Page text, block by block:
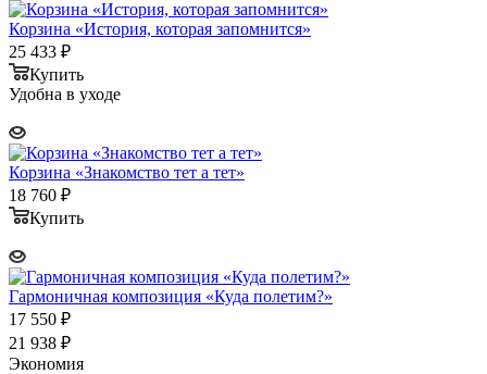
Корзина «История, которая запомнится»
25 433 ₽
Купить
Удобна в уходе
Корзина «Знакомство тет а тет»
18 760 ₽
Купить
Гармоничная композиция «Куда полетим?»
17 550 ₽
21 938 ₽
Экономия